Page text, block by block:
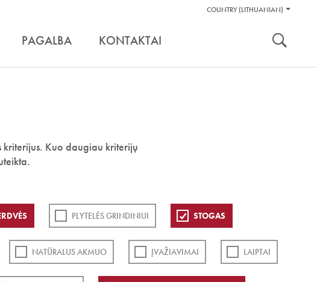
Pagalbos
COUNTRY (LITHUANIAN)
PAGALBA KONTAKTAI
kriterijus. Kuo daugiau kriterijų
PLYTELĖS GRINDINIUI STOGAS
NATŪRALUS AKMUO ĮVAŽIAVIMAI LAIPTAI